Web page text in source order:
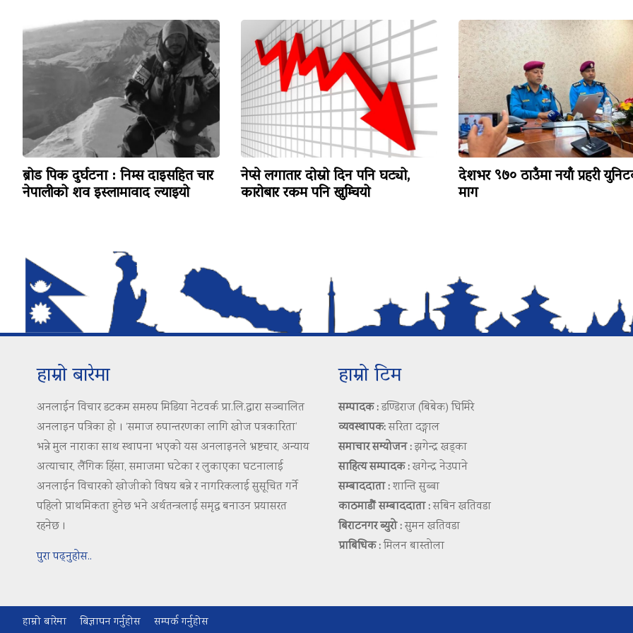
ब्रोड पिक दुर्घटना : निम्स दाइसहित चार
नेपालीको शव इस्लामावाद ल्याइयो
नेप्से लगातार दोस्रो दिन पनि घट्यो,
कारोबार रकम पनि खुम्चियो
देशभर ९७० ठाउँमा नयाँ प्रहरी
माग
हाम्रो बारेमा
अनलाईन विचार डटकम समरुप मिडिया नेटवर्क प्रा.लि.द्वारा सञ्चालित
अनलाइन पत्रिका हो । ‘समाज रुपान्तरणका लागि खोज पत्रकारिता’
भन्ने मुल नाराका साथ स्थापना भएको यस अनलाइनले भ्रष्टचार, अन्याय
अत्याचार, लैंगिक हिंसा, समाजमा घटेका र लुकाएका घटनालाई
अनलाईन विचारको खोजीको विषय बन्ने र नागरिकलाई सुसूचित गर्ने
पहिलो प्राथमिकता हुनेछ भने अर्थतन्त्रलाई समृद्ध बनाउन प्रयासरत
रहनेछ ।
पुरा पढ्नुहोस..
हाम्रो टिम
सम्पादक :डण्डिराज (बिबेक) घिमिरे
व्यवस्थापक:सरिता दङ्गाल
समाचार सम्योजन :झगेन्द्र खड्का
साहित्य सम्पादक :खगेन्द्र नेउपाने
सम्बाददाता :शान्ति सुब्बा
काठमाडौं सम्बाददाता :सबिन खतिवडा
बिराटनगर ब्युरो :सुमन खतिवडा
प्राबिधिक :मिलन बास्तोला
हाम्रो बारेमा बिज्ञापन गर्नुहोस सम्पर्क गर्नुहोस